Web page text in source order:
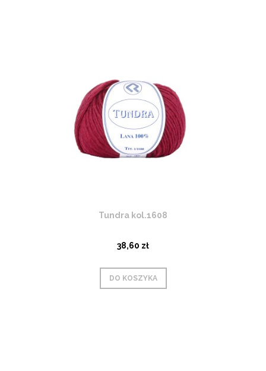
Tundra kol.1608
38,60 zł
DO KOSZYKA